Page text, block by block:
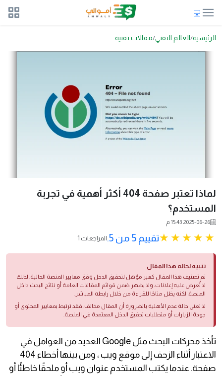
الرئيسية العالم التقني مقالات تقنية
لماذا تعتبر صفحة 404 أكثر أهمية في تجربة
المستخدم؟
2025-06-26 15:43 م
تقييم 5 من 5. 1 المراجعات
تنبيه لحاله هذا المقال
تم تصنيف هذا المقال كغير مؤهل لتحقيق الدخل وفق معايير المنصة الحالية. لذلك
لا تُعرض عليه إعلانات، ولا يظهر ضمن قوائم المقالات العامة أو نتائج البحث داخل
المنصة، لكنه يظل متاحًا للقراءة من خلال رابطه المباشر.
لا تعني حالة عدم الأهلية بالضرورة أن المقال مخالف؛ فقد ترتبط بمعايير المحتوى أو
جودة الزيارات أو متطلبات تحقيق الدخل المعتمدة في المنصة.
تأخذ محركات البحث مثل Google العديد من العوامل في
الاعتبار أثناء الزحف إلى موقع ويب ، ومن بينها أخطاء 404
صفحة. عندما يكتب المستخدم عنوان ويب أو ملحقًا خاطئًا أو